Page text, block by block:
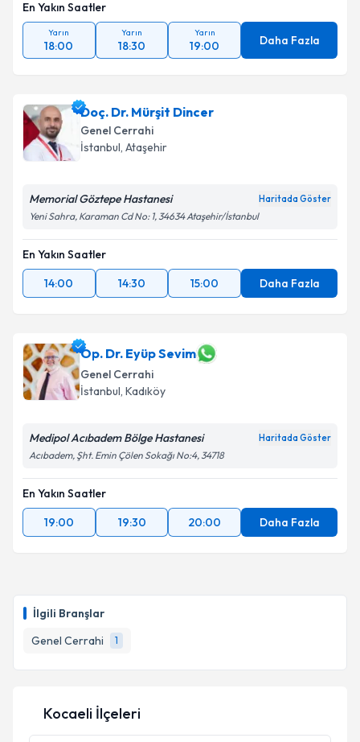
İlgili Branşlar
Genel Cerrahi
1
Takvim Talebini Gönder
En Yakın Saatler
Yarın
18:00
Yarın
18:30
Yarın
19:00 Daha Fazla
Doç. Dr. Mürşit Dincer
Genel Cerrahi
İstanbul, Ataşehir
Memorial Göztepe Hastanesi Haritada Göster
Yeni Sahra, Karaman Cd No: 1, 34634 Ataşehir/İstanbul
En Yakın Saatler
14:00
14:30 15:00 Daha Fazla
Op. Dr. Eyüp Sevim
Genel Cerrahi
İstanbul, Kadıköy
Medipol Acıbadem Bölge Hastanesi Haritada Göster
Acıbadem, Şht. Emin Çölen Sokağı No:4, 34718
En Yakın Saatler
19:00
19:30 20:00 Daha Fazla
Kocaeli İlçeleri